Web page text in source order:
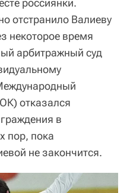
отстранило Валиеву
некоторое время
арбитражный суд
отказался
в
пор, пока
не закончится.